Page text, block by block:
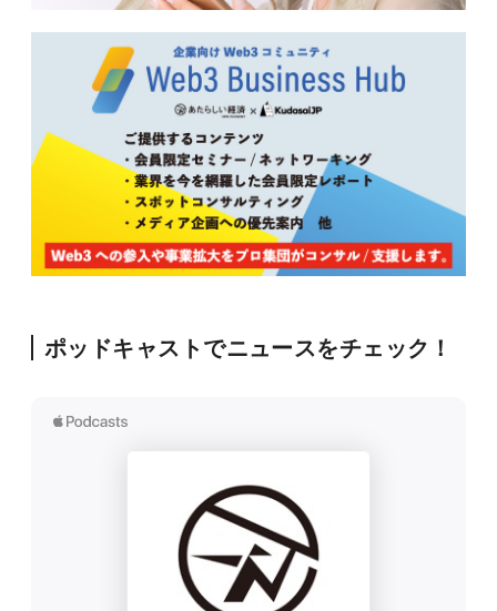
ポッドキャストでニュースをチェック！